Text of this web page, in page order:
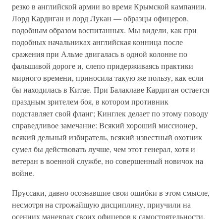
резко в английской армии во время Крымской кампании.
Лорд Кардиган и лорд Лукан — образцы офицеров,
подобным образом воспитанных. Мы видели, как при
подобных начальниках английская конница после
сражения при Альме двигалась в одной колонне по
фальшивой дороге и, слепо придерживаясь практики
мирного времени, приносила такую же пользу, как если
бы находилась в Китае. При Балаклаве Кардиган остается
праздным зрителем боя, в котором противник
подставляет свой фланг; Кинглек делает по этому поводу
справедливое замечание: Всякий хороший миссионер,
всякий дельный избиратель, всякий известный охотник
сумел бы действовать лучше, чем этот генерал, хотя и
ветеран в военной службе, но совершенный новичок на
войне.
Пруссаки, давно осознавшие свои ошибки в этом смысле,
несмотря на строжайшую дисциплину, приучили на
осенних маневрах своих офицеров к самостоятельности,